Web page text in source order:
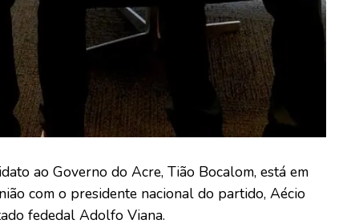
ao Governo do Acre, Tião Bocalom, está em
com o presidente nacional do partido, Aécio
fededal Adolfo Viana.